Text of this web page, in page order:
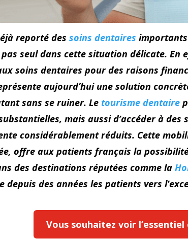
reporté dessoins dentaires
pas seul dans cette situation délicate. En
soins dentaires pour des raisons
aujourd’hui une solution
sans se ruiner. Le tourisme dentaire
mais aussi d’accéder à
considérablement réduits. Cette
offre aux patients français la
des destinations réputées comme la
depuis des années les patients vers
Vous souhaitez voir